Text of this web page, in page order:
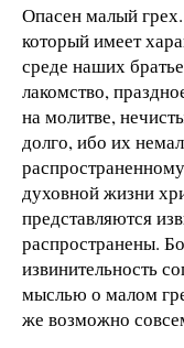
Опасен малый
который имеет
среде наших
лакомство,
на молитве,
долго, ибо их
духовной жизни
представляются
распространены.
извинительность
мыслью о малом
же возможно